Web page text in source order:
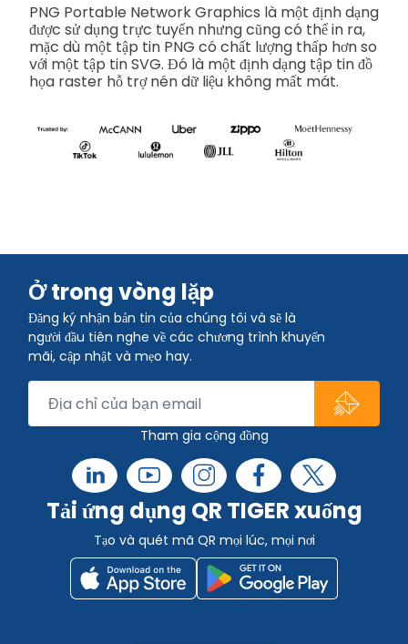
PNG Portable Network Graphics là một định dạng
được sử dụng trực tuyến nhưng cũng có thể in ra,
mặc dù một tập tin PNG có chất lượng thấp hơn so
với một tập tin SVG. Đó là một định dạng tập tin đồ
họa raster hỗ trợ nén dữ liệu không mất mát.
Ở trong vòng lặp
Đăng ký nhận bản tin của chúng tôi và sẽ là
người đầu tiên nghe về các chương trình khuyến
mãi, cập nhật và mẹo hay.
Tham gia cộng đồng
Tải ứng dụng QR TIGER xuống
Tạo và quét mã QR mọi lúc, mọi nơi